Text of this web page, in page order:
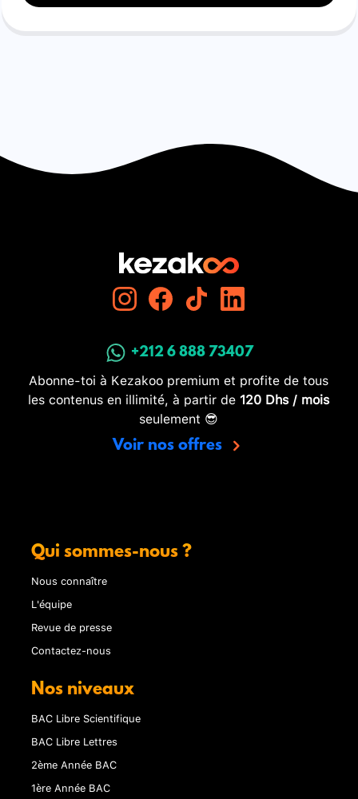
+212 6 888 73407
Abonne-toi à Kezakoo premium et profite de tous
les contenus en illimité, à partir de 120 Dhs / mois
seulement 😎
Voir nos offres
Qui sommes-nous ?
Nous connaître
L'équipe
Revue de presse
Contactez-nous
Nos niveaux
BAC Libre Scientifique
BAC Libre Lettres
2ème Année BAC
1ère Année BAC